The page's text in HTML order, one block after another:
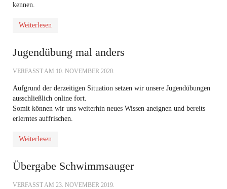
kennen.
Weiterlesen
Jugendübung mal anders
VERFASST AM 10. NOVEMBER 2020.
Aufgrund der derzeitigen Situation setzen wir unsere Jugendübungen
ausschließlich online fort.
Somit können wir uns weiterhin neues Wissen aneignen und bereits
erlerntes auffrischen.
Weiterlesen
Übergabe Schwimmsauger
VERFASST AM 23. NOVEMBER 2019.